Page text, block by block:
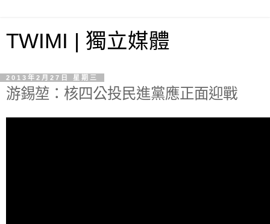
TWIMI | 獨立媒體
2013年2月27日 星期三
游錫堃：核四公投民進黨應正面迎戰